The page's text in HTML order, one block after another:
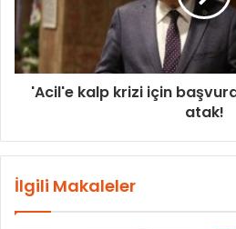
'Acil'e kalp krizi için
atak!
İlgili Makaleler